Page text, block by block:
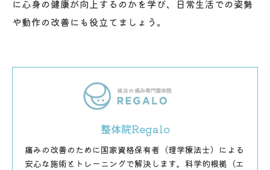
に心身の健康が向上するのかを学び、日常生活での姿勢
や動作の改善にも役立てましょう。
整体院Regalo
痛みの改善のために国家資格保有者（理学療法士）による
安心な施術とトレーニングで解決します。科学的根拠（エ